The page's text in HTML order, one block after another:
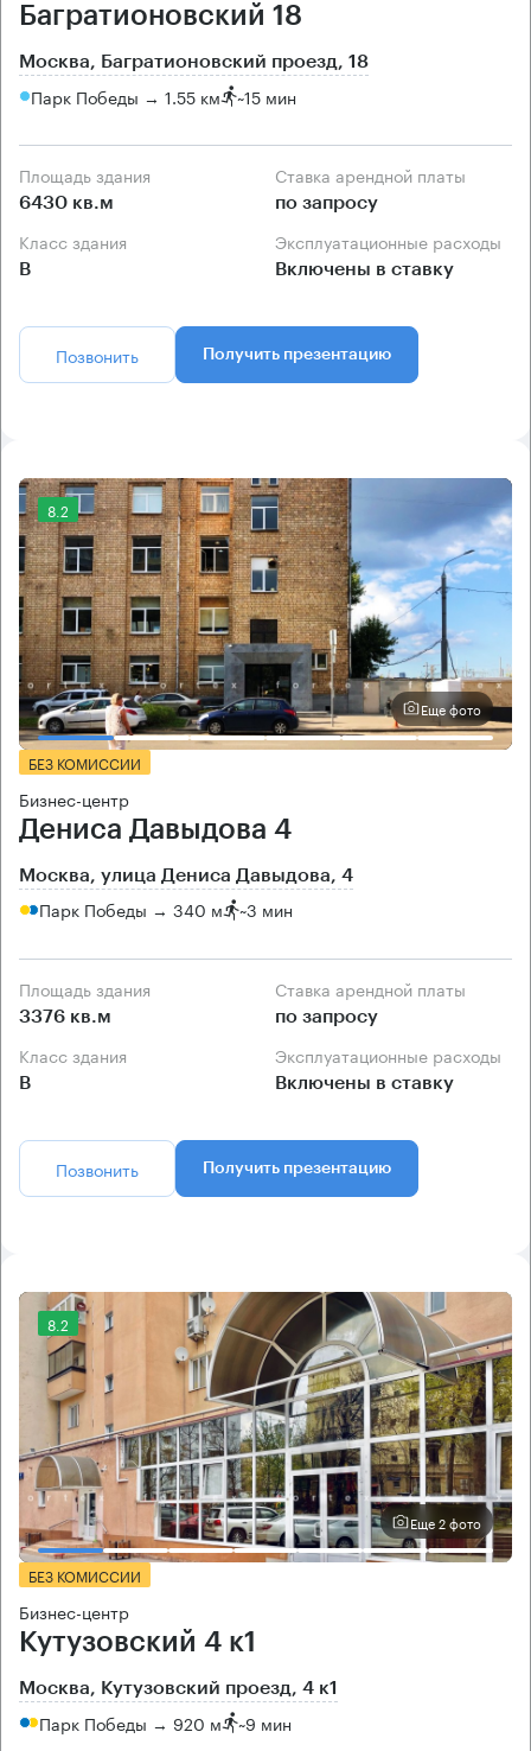
Багратионовский 18
Москва, Багратионовский проезд, 18
Парк Победы → 1.55 км ~15 мин
Площадь здания
6430 кв.м
Ставка арендной платы
по запросу
Класс здания
B
Эксплуатационные расходы
Включены в ставку
Позвонить Получить презентацию
8.2
Еще фото
БЕЗ КОМИССИИ
Бизнес-центр
Дениса Давыдова 4
Москва, улица Дениса Давыдова, 4
Парк Победы → 340 м ~3 мин
Площадь здания
3376 кв.м
Ставка арендной платы
по запросу
Класс здания
B
Эксплуатационные расходы
Включены в ставку
Позвонить Получить презентацию
8.2
Еще 2 фото
БЕЗ КОМИССИИ
Бизнес-центр
Кутузовский 4 к1
Москва, Кутузовский проезд, 4 к1
Парк Победы → 920 м ~9 мин